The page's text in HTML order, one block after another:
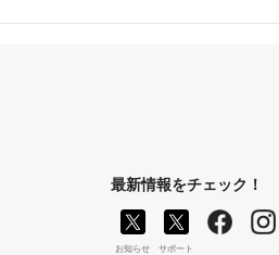
最新情報をチェック！
お知らせ サポート